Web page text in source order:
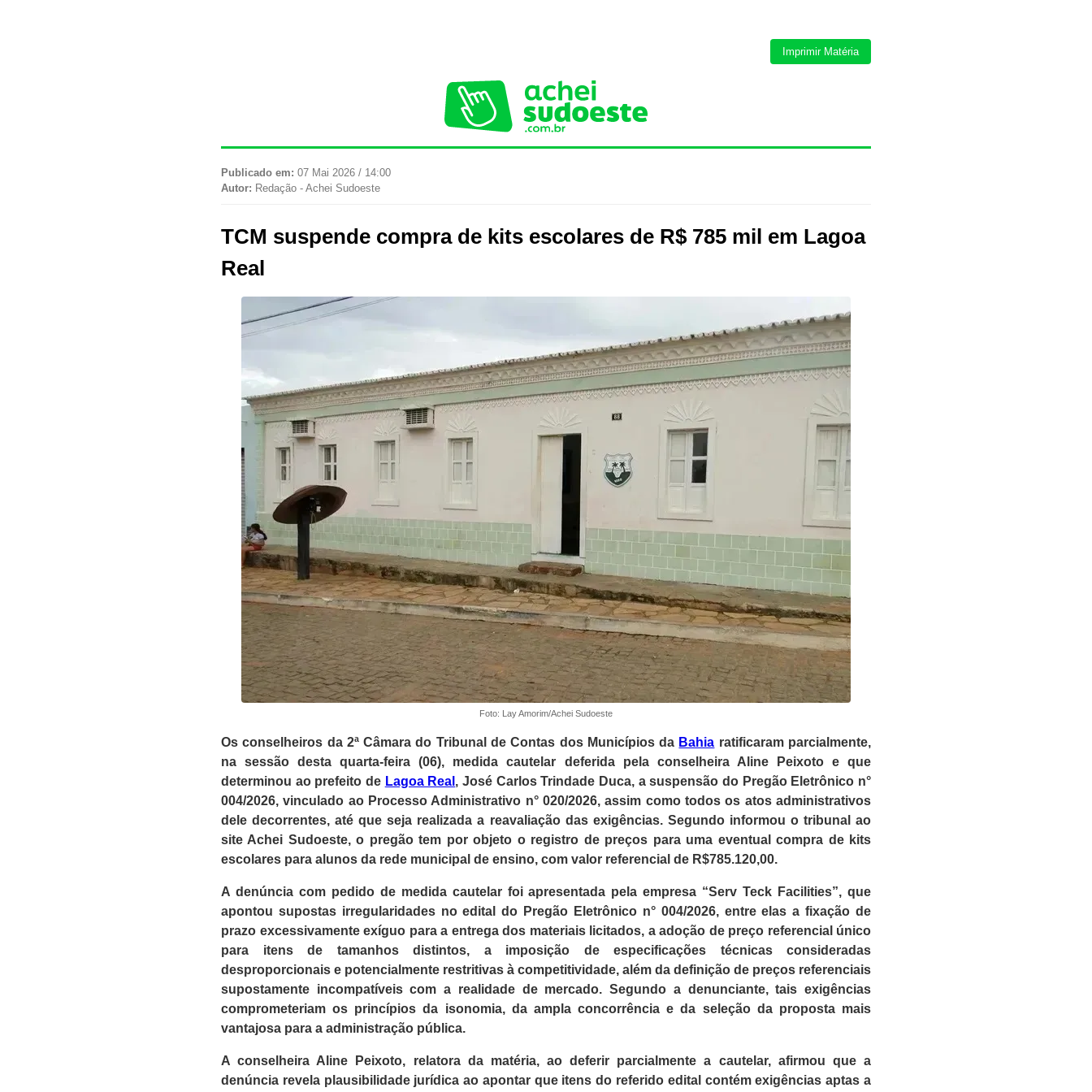
Imprimir Matéria
Publicado em: 07 Mai 2026 / 14:00
Autor: Redação - Achei Sudoeste
TCM suspende compra de kits escolares de R$ 785 mil em Lagoa
Real
Foto: Lay Amorim/Achei Sudoeste
Os conselheiros da 2ª Câmara do Tribunal de Contas dos Municípios da Bahia ratificaram parcialmente,
na sessão desta quarta-feira (06), medida cautelar deferida pela conselheira Aline Peixoto e que
determinou ao prefeito de Lagoa Real , José Carlos Trindade Duca, a suspensão do Pregão Eletrônico n°
004/2026, vinculado ao Processo Administrativo n° 020/2026, assim como todos os atos administrativos
dele decorrentes, até que seja realizada a reavaliação das exigências. Segundo informou o tribunal ao
site Achei Sudoeste, o pregão tem por objeto o registro de preços para uma eventual compra de kits
escolares para alunos da rede municipal de ensino, com valor referencial de R$785.120,00.
A denúncia com pedido de medida cautelar foi apresentada pela empresa “Serv Teck Facilities”, que
apontou supostas irregularidades no edital do Pregão Eletrônico n° 004/2026, entre elas a fixação de
prazo excessivamente exíguo para a entrega dos materiais licitados, a adoção de preço referencial único
para itens de tamanhos distintos, a imposição de especificações técnicas consideradas
desproporcionais e potencialmente restritivas à competitividade, além da definição de preços referenciais
supostamente incompatíveis com a realidade de mercado. Segundo a denunciante, tais exigências
comprometeriam os princípios da isonomia, da ampla concorrência e da seleção da proposta mais
vantajosa para a administração pública.
A conselheira Aline Peixoto, relatora da matéria, ao deferir parcialmente a cautelar, afirmou que a
denúncia revela plausibilidade jurídica ao apontar que itens do referido edital contém exigências aptas a